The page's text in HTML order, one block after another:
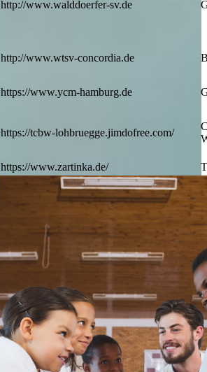
http://www.walddoerfer-sv.de
http://www.wtsv-concordia.de
https://www.ycm-hamburg.de
https://tcbw-lohbruegge.jimdofree.com/
https://www.zartinka.de/